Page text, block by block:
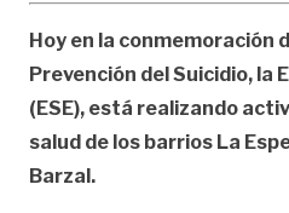
Hoy en la conmemoración
Prevención del Suicidio, la
(ESE), está realizando
salud de los barrios La
Barzal.